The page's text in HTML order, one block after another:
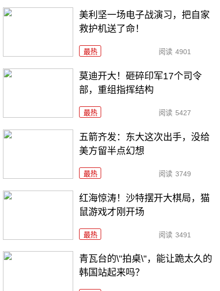
美利坚一场电子战演习，把自家
救护机送了命！
最热 阅读 4901
莫迪开大！砸碎印军17个司令
部，重组指挥结构
最热 阅读 5427
五箭齐发：东大这次出手，没给
美方留半点幻想
最热 阅读 3749
红海惊涛！沙特摆开大棋局，猫
鼠游戏才刚开场
最热 阅读 3491
青瓦台的\"拍桌\"，能让跪太久的
韩国站起来吗？